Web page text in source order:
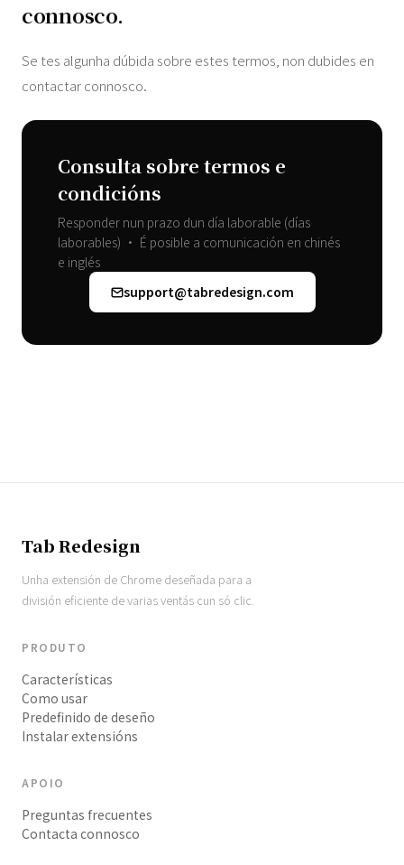
connosco.
Se tes algunha dúbida sobre estes termos, non dubides en
contactar connosco.
Consulta sobre termos e
condicións
Responder nun prazo dun día laborable (días
laborables) • É posible a comunicación en chinés
e inglés
support@tabredesign.com
Tab Redesign
Unha extensión de Chrome deseñada para a
división eficiente de varias ventás cun só clic.
PRODUTO
Características
Como usar
Predefinido de deseño
Instalar extensións
APOIO
Preguntas frecuentes
Contacta connosco